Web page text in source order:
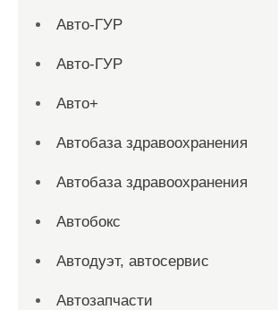
Авто-ГУР
Авто-ГУР
Авто+
Автобаза здравоохранения
Автобаза здравоохранения
Автобокс
Автодуэт, автосервис
Автозапчасти